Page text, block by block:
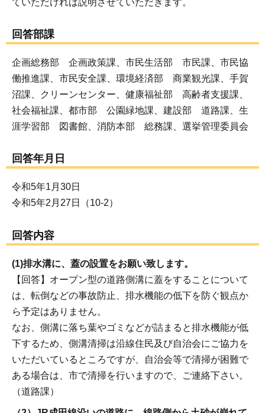
ていただければ説明させていただきます。
回答部課
企画総務部 企画政策課、市民生活部 市民課、市民協
働推進課、市民安全課、環境経済部 商業観光課、手賀
沼課、クリーンセンター、健康福祉部 高齢者支援課、
社会福祉課、都市部 公園緑地課、建設部 道路課、生
涯学習部 図書館、消防本部 総務課、選挙管理委員会
回答年月日
令和5年1月30日
令和5年2月27日（10-2）
回答内容
(1)排水溝に、蓋の設置をお願い致します。
【回答】オープン型の道路側溝に蓋をすることについて
は、転倒などの事故防止、排水機能の低下を防ぐ観点か
ら予定はありません。
なお、側溝に落ち葉やゴミなどが詰まると排水機能が低
下するため、側溝清掃は沿線住民及び自治会にご協力を
いただいているところですが、自治会等で清掃が困難で
ある場合は、市で清掃を行いますので、ご連絡下さい。
（道路課）